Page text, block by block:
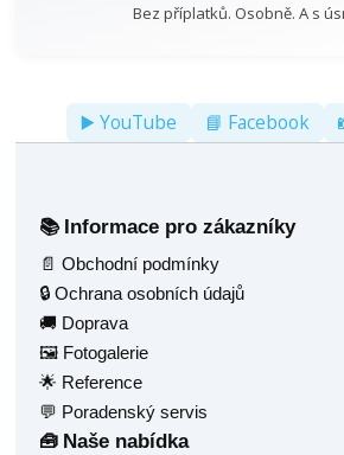
Bez příplatků. Osobně. A s
▶️ YouTube 📘 Facebook
📚 Informace pro zákazníky
📄 Obchodní podmínky
🔒 Ochrana osobních údajů
🚚 Doprava
🖼️ Fotogalerie
🌟 Reference
💬 Poradenský servis
🧰 Naše nabídka